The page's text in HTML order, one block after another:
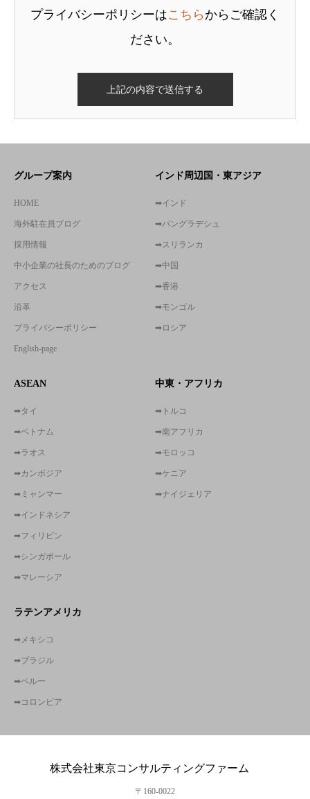
プライバシーポリシーはこちらからご確認く
ださい。
グループ案内
HOME
海外駐在員ブログ
採用情報
中小企業の社長のためのブログ
アクセス
沿革
プライバシーポリシー
English-page
インド周辺国・東アジア
➡インド
➡バングラデシュ
➡スリランカ
➡中国
➡香港
➡モンゴル
➡ロシア
ASEAN
➡タイ
➡ベトナム
➡ラオス
➡カンボジア
➡ミャンマー
➡インドネシア
➡フィリピン
➡シンガポール
➡マレーシア
中東・アフリカ
➡トルコ
➡南アフリカ
➡モロッコ
➡ケニア
➡ナイジェリア
ラテンアメリカ
➡メキシコ
➡ブラジル
➡ペルー
➡コロンビア
株式会社東京コンサルティングファーム
〒160-0022